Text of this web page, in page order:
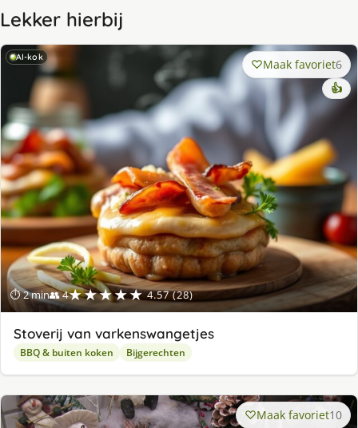
Lekker hierbij
AI-kok
⏱ 2 min👥 4★★★★★ 4.57 (28)
Maak favoriet6
👍
Stoverij van varkenswangetjes
BBQ & buiten koken Bijgerechten
Maak favoriet10